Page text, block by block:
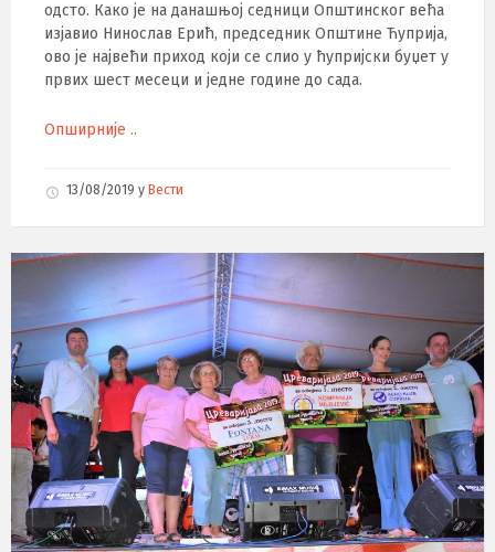
одсто. Како је на данашњој седници Општинског већа
изјавио Нинослав Ерић, председник Општине Ћуприја,
ово је највећи приход који се слио у ћупријски буџет у
првих шест месеци и једне године до сада.
Опширније ..
13/08/2019 у Вести